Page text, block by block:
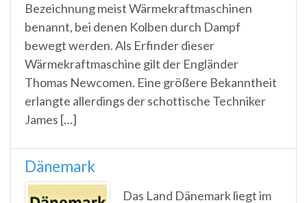
Bezeichnung meist Wärmekraftmaschinen
benannt, bei denen Kolben durch Dampf
bewegt werden. Als Erfinder dieser
Wärmekraftmaschine gilt der Engländer
Thomas Newcomen. Eine größere Bekanntheit
erlangte allerdings der schottische Techniker
James […]
Dänemark
Das Land Dänemark liegt im